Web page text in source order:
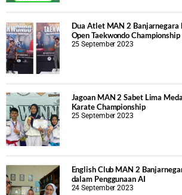
Dua Atlet MAN 2 Banjarnegara
Open Taekwondo Championship
25 September 2023
Jagoan MAN 2 Sabet Lima
Karate Championship
25 September 2023
English Club MAN 2
dalam Penggunaan AI
24 September 2023